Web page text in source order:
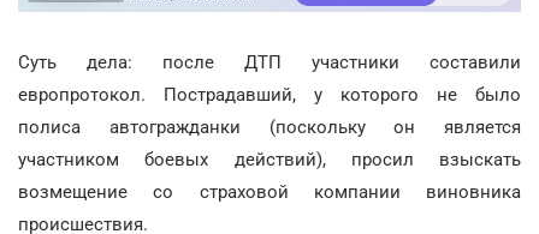
Суть дела: после ДТП участники составили
европротокол. Пострадавший, у которого не было
полиса автогражданки (поскольку он является
участником боевых действий), просил взыскать
возмещение со страховой компании виновника
происшествия.